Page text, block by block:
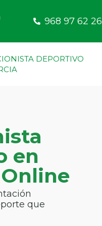
968 97 62 26
DEPORTIVO
en
que